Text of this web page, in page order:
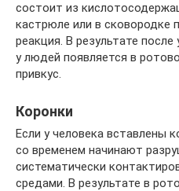
состоит из
кастрюле или в сковородке
реакция. В результате
у людей появляется в
привкус.
Коронки
Если у человека вставлены
со временем начинают
систематически
средами. В результате в